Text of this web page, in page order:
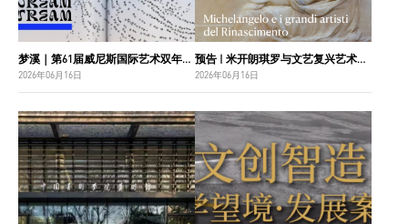
梦溪｜第61届威尼斯国际艺术双年展中国国家馆主视觉设计
2026年06月16日
预告 | 米开朗琪罗与文艺复兴艺术巨匠：佛罗伦萨博纳罗蒂之家珍藏
2026年06月16日